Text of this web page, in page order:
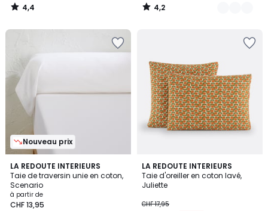
4,4
/
4,2
/
Nouveau prix
LA REDOUTE INTERIEURS
Taie de traversin unie en coton,
Scenario
à partir de
CHF 13,95
4,4
/ 5
19
Couleurs
LA REDOUTE INTERIEURS
Taie d'oreiller en coton lavé,
Juliette
CHF 17,95